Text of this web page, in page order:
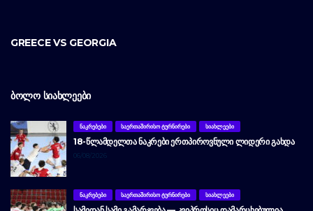
GREECE VS GEORGIA
ᲑᲝᲚᲝ ᲡᲘᲐᲮᲚᲔᲔᲑᲘ
ᲜᲐᲙᲠᲔᲑᲔᲑᲘ ᲡᲐᲔᲠᲗᲐᲨᲘᲠᲘᲡᲝ ᲢᲣᲠᲜᲘᲠᲔᲑᲘ ᲡᲘᲐᲮᲚᲔᲔᲑᲘ
18-ᲬᲚᲐᲛᲓᲔᲚᲗᲐ ᲜᲐᲙᲠᲔᲑᲘ ᲔᲠᲗᲞᲘᲠᲝᲕᲜᲣᲚᲘ ᲚᲘᲓᲔᲠᲘ ᲒᲐᲮᲓᲐ
06/08/2026
ᲜᲐᲙᲠᲔᲑᲔᲑᲘ ᲡᲐᲔᲠᲗᲐᲨᲘᲠᲘᲡᲝ ᲢᲣᲠᲜᲘᲠᲔᲑᲘ ᲡᲘᲐᲮᲚᲔᲔᲑᲘ